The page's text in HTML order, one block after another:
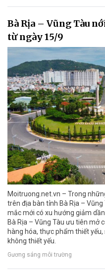
Bà Rịa – Vũng Tàu
từ ngày 15/9
Moitruong.net.vn – Trong
trên địa bàn tỉnh Bà Rịa –
mắc mới có xu hướng giảm
Bà Rịa – Vũng Tàu ưu tiên mở
hàng hóa, thực phẩm thiết
không thiết yếu.
Gương sáng môi trường